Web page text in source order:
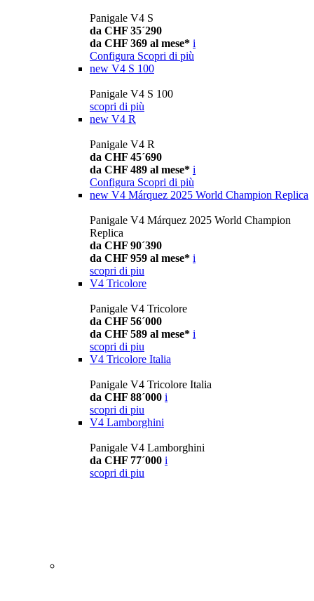
Panigale V4 S
da CHF 35´290
da CHF 369 al mese* i
Configura Scopri di più
new V4 S 100
Panigale V4 S 100
scopri di più
new V4 R
Panigale V4 R
da CHF 45´690
da CHF 489 al mese* i
Configura Scopri di più
new V4 Márquez 2025 World Champion Replica
Panigale V4 Márquez 2025 World Champion
Replica
da CHF 90´390
da CHF 959 al mese* i
scopri di piu
V4 Tricolore
Panigale V4 Tricolore
da CHF 56´000
da CHF 589 al mese* i
scopri di piu
V4 Tricolore Italia
Panigale V4 Tricolore Italia
da CHF 88´000 i
scopri di piu
V4 Lamborghini
Panigale V4 Lamborghini
da CHF 77´000 i
scopri di piu